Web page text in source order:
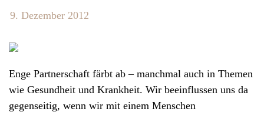
w
t
9. Dezember 2012
Enge Partnerschaft färbt ab – manchmal auch in Themen
wie Gesundheit und Krankheit. Wir beeinflussen uns da
gegenseitig, wenn wir mit einem Menschen